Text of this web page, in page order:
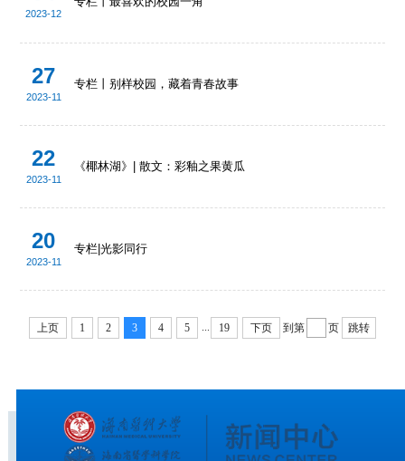
2023-12
27
2023-11
专栏丨别样校园，藏着青春故事
22
2023-11
《椰林湖》| 散文：彩釉之果黄瓜
20
2023-11
专栏|光影同行
上页 1 2 3 4 5 ... 19 下页 到第 页 跳转